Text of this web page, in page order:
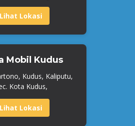
Lihat Lokasi
Mobil Kudus
Kudus, Kaliputu,
Kota Kudus,
Lihat Lokasi